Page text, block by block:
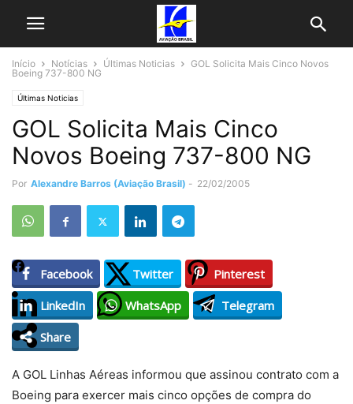
Início Notícias Últimas Noticias
GOL Solicita Mais Cinco Novos
Boeing 737-800 NG
Últimas Noticias
GOL Solicita Mais Cinco
Novos Boeing 737-800 NG
Por Alexandre Barros (Aviação Brasil) - 22/02/2005
Facebook Twitter
Pinterest
LinkedIn
WhatsApp
Telegram
Share
A GOL Linhas Aéreas informou que assinou contrato com a
Boeing para exercer mais cinco opções de compra do